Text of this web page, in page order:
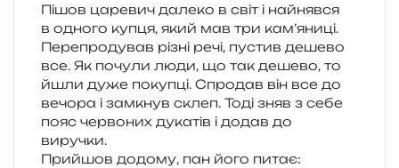
Пішов царе­вич дале­ко в світ і найняв­ся
в одно­го купця, який мав три кам’я­ни­ці.
Перепродував різні речі, пустив деше­во
все. Як почу­ли люди, що так деше­во, то
йшли дуже поку­пці. Спродав він все до
вечо­ра і замкнув склеп. Тоді зняв з себе
пояс чер­во­них дука­тів і додав до
виручки.
Прийшов додо­му, пан його питає: